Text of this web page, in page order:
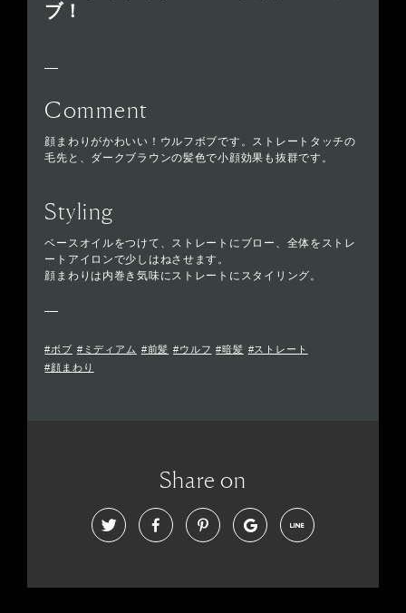
ブ！
Comment
顔まわりがかわいい！ウルフボブです。ストレートタッチの
毛先と、ダークブラウンの髪色で小顔効果も抜群です。
Styling
ベースオイルをつけて、ストレートにブロー、全体をストレ
ートアイロンで少しはねさせます。
顔まわりは内巻き気味にストレートにスタイリング。
#ボブ #ミディアム #前髪 #ウルフ #暗髪 #ストレート
#顔まわり
Share on